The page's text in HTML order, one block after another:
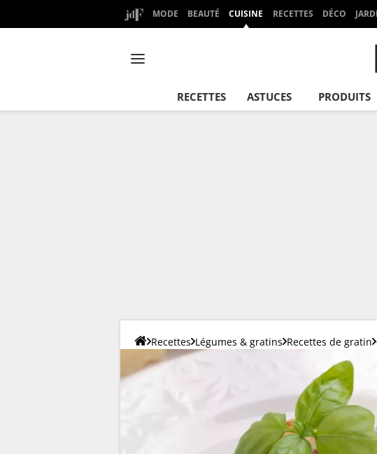
MODE BEAUTÉ CUISINE RECETTES DÉCO
RECETTES ASTUCES PRODUITS
Recettes Légumes & gratins Recettes de gratin